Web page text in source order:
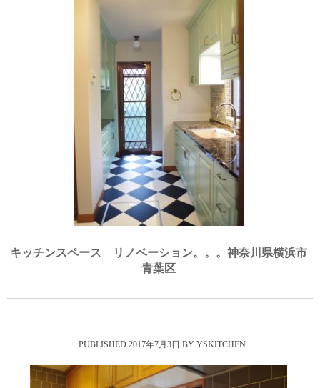
キッチンスペース リノベーション。。。神奈川県横浜市
青葉区
2017年7月3日